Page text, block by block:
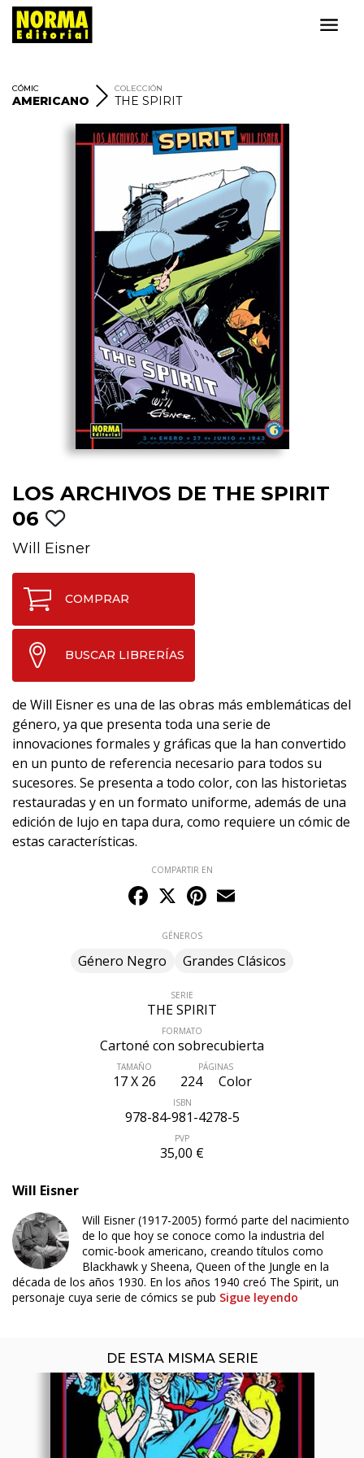
CÓMIC
AMERICANO
COLECCIÓN
THE SPIRIT
LOS ARCHIVOS DE THE SPIRIT
06
Will Eisner
COMPRAR
BUSCAR LIBRERÍAS
de Will Eisner es una de las obras más emblemáticas del
género, ya que presenta toda una serie de
innovaciones formales y gráficas que la han convertido
en un punto de referencia necesario para todos su
sucesores. Se presenta a todo color, con las historietas
restauradas y en un formato uniforme, además de una
edición de lujo en tapa dura, como requiere un cómic de
estas características.
COMPARTIR EN
Facebook
X Pinterest
GÉNEROS
Género Negro Grandes Clásicos
SERIE
THE SPIRIT
FORMATO
Cartoné con sobrecubierta
TAMAÑO
17 X 26
PÁGINAS
224 Color
ISBN
978-84-981-4278-5
PVP
35,00 €
Will Eisner
Will Eisner (1917-2005) formó parte del nacimiento
de lo que hoy se conoce como la industria del
comic-book americano, creando títulos como
Blackhawk y Sheena, Queen of the Jungle en la
década de los años 1930. En los años 1940 creó The Spirit, un
personaje cuya serie de cómics se pub Sigue leyendo
DE ESTA MISMA SERIE